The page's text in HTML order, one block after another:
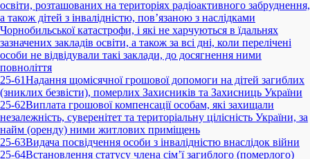
освіти, розташованих на територіях радіоактивного забруднення,
а також дітей з інвалідністю, пов’язаною з наслідками
Чорнобильської катастрофи, і які не харчуються в їдальнях
зазначених закладів освіти, а також за всі дні, коли перелічені
особи не відвідували такі заклади, до досягнення ними
повноліття
25-61Надання щомісячної грошової допомоги на дітей загиблих
(зниклих безвісти), померлих Захисників та Захисниць України
25-62Виплата грошової компенсації особам, які захищали
незалежність, суверенітет та територіальну цілісність України, за
найм (оренду) ними житлових приміщень
25-63Видача посвідчення особи з інвалідністю внаслідок війни
25-64Встановлення статусу члена сім’ї загиблого (померлого)